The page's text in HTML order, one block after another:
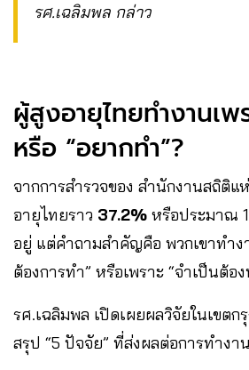
รศ.เฉลิมพล กล่าว
ผู้สูงอายุไทยทำงานเพ
หรือ “อยากทำ”?
จากการสำรวจของ สำนักงานสถิติแ
อายุไทยราว 37.2% หรือประมาณ
อยู่ แต่คำถามสำคัญคือ พวกเขาทำง
ต้องการทำ” หรือเพราะ “จำเป็นต้อง
รศ.เฉลิมพล เปิดเผยผลวิจัยในเขตก
สรุป “5 ปัจจัย” ที่ส่งผลต่อการทำงา